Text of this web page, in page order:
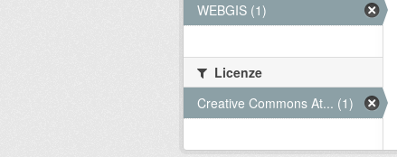
WEBGIS (1)
Licenze
Creative Commons At... (1)